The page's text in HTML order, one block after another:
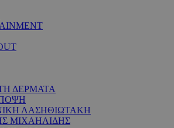
ΔΕΡΜΑΤΑ
ΛΑΣΗΘΙΩΤΑΚΗ
ΜΙΧΑΗΛΙΔΗΣ